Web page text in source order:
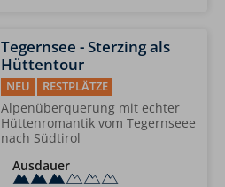
Tegernsee - Sterzing als
Hüttentour
NEU RESTPLÄTZE
Alpenüberquerung mit echter
Hüttenromantik vom Tegernseee
nach Südtirol
Ausdauer